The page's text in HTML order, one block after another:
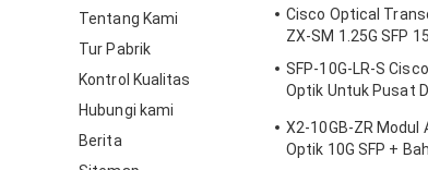
Tentang Kami
Tur Pabrik
Kontrol Kualitas
Hubungi kami
Berita
Cisco Optical
ZX-SM 1.25G SFP
SFP-10G-LR-S
Optik Untuk Pusat
X2-10GB-ZR
Optik 10G SFP +